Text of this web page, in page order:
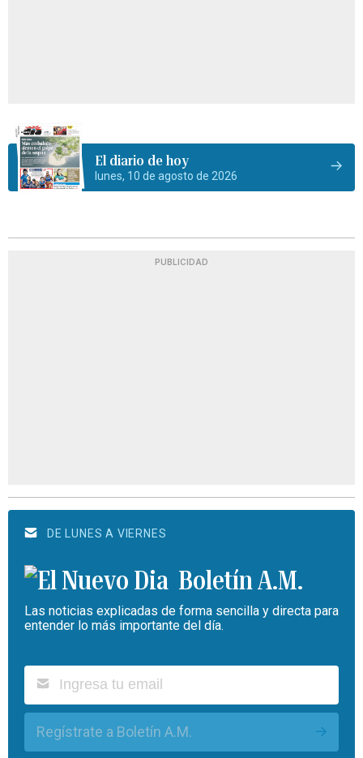
El diario de hoy
lunes, 10 de agosto de 2026
PUBLICIDAD
DE LUNES A VIERNES
Boletín A.M.
Las noticias explicadas de forma sencilla y directa para
entender lo más importante del día.
Regístrate a Boletín A.M.